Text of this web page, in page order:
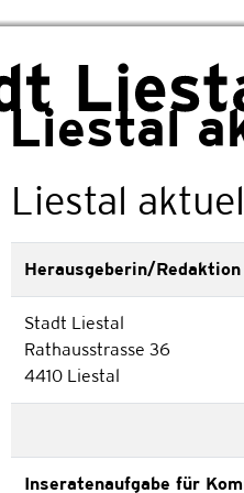
Liestal
Liestal
Herausgeberin/Redaktion
Stadt Liestal
Rathausstrasse 36
4410 Liestal
Inseratenaufgabe für